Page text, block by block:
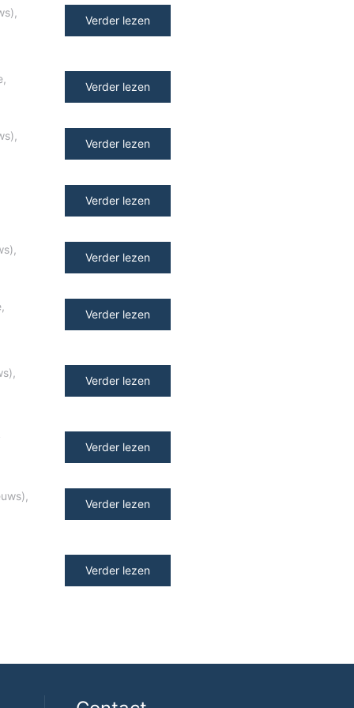
,
Verder lezen
,
Verder lezen
,
Verder lezen
Verder lezen
,
Verder lezen
,
Verder lezen
,
Verder lezen
Verder lezen
,
Verder lezen
Verder lezen